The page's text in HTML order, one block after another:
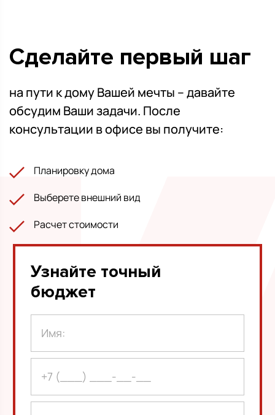
Сделайте первый шаг
на пути к дому Вашей мечты – давайте
обсудим Ваши задачи. После
консультации в офисе вы получите:
Планировку дома
Выберете внешний вид
Расчет стоимости
Узнайте точный
бюджет